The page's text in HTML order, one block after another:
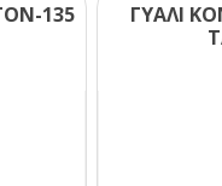
135
ΓΥΑΛΙ